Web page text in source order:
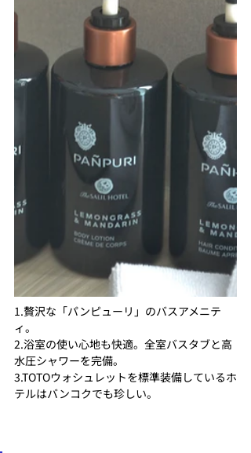
1.贅沢な「パンピューリ」のバスアメニテ
ィ。
2.浴室の使い心地も快適。全室バスタブと高
水圧シャワーを完備。
3.TOTOウォシュレットを標準装備しているホ
テルはバンコクでも珍しい。